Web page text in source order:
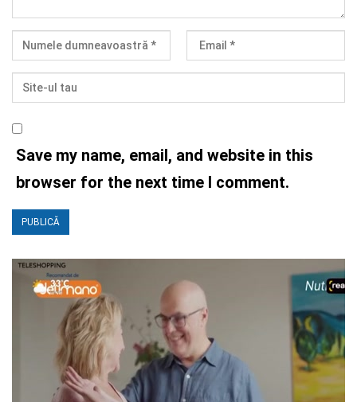
Save my name, email, and website in this
browser for the next time I comment.